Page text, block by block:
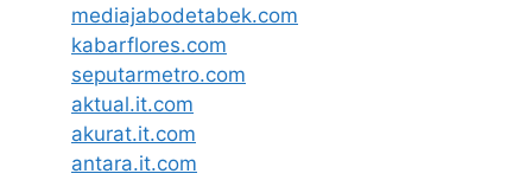
mediajabodetabek.com
kabarflores.com
seputarmetro.com
aktual.it.com
akurat.it.com
antara.it.com